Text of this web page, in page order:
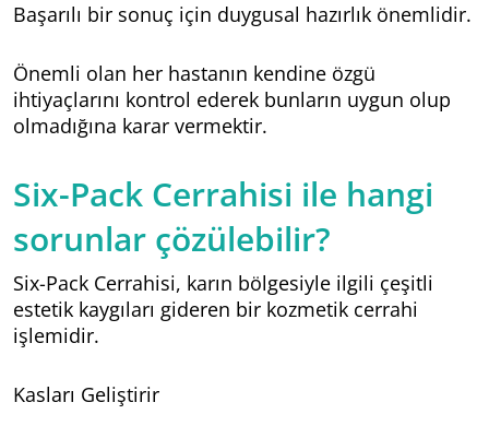
Başarılı bir sonuç için duygusal hazırlık önemlidir.
Önemli olan her hastanın kendine özgü
ihtiyaçlarını kontrol ederek bunların uygun olup
olmadığına karar vermektir.
Six-Pack Cerrahisi ile hangi
sorunlar çözülebilir?
Six-Pack Cerrahisi, karın bölgesiyle ilgili çeşitli
estetik kaygıları gideren bir kozmetik cerrahi
işlemidir.
Kasları Geliştirir